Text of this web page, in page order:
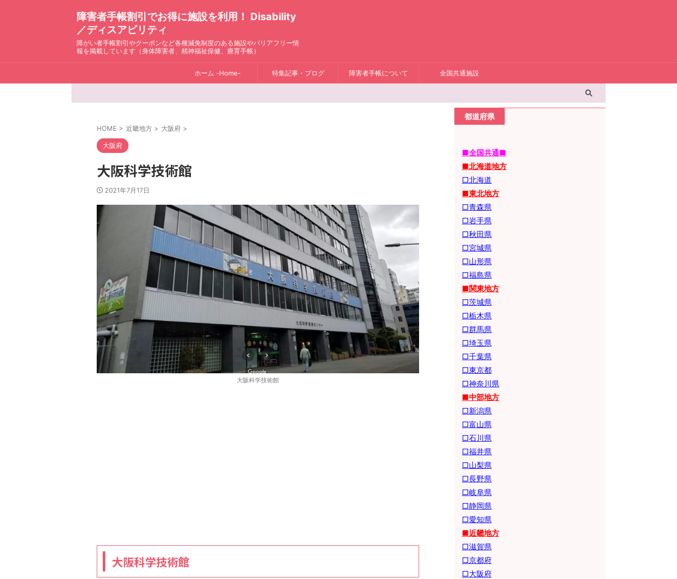
障害者手帳割引でお得に施設を利用！ Disability
／ディスアビリティ
障がい者手帳割引やクーポンなど各種減免制度のある施設やバリアフリー情
報を掲載しています（身体障害者、精神福祉保健、療育手帳）
ホーム -Home- 特集記事・ブログ 障害者手帳について 全国共通施設
HOME > 近畿地方 > 大阪府 >
大阪府
大阪科学技術館
2021年7月17日
大阪科学技術館
大阪科学技術館
都道府県
■全国共通■
■北海道地方
□北海道
■東北地方
□青森県
□岩手県
□秋田県
□宮城県
□山形県
□福島県
■関東地方
□茨城県
□栃木県
□群馬県
□埼玉県
□千葉県
□東京都
□神奈川県
■中部地方
□新潟県
□富山県
□石川県
□福井県
□山梨県
□長野県
□岐阜県
□静岡県
□愛知県
■近畿地方
□滋賀県
□京都府
□大阪府